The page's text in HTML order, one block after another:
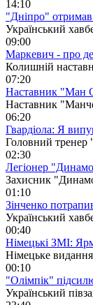
14:10
"Дніпро"
Український
09:00
Маркевич - про
Колишній
07:20
Наставник "Ман
Наставник
06:20
Гвардіола: Я
Головний тренер
02:30
Легіонер
Захисник
01:10
Зінченко
Український
00:40
Німецькі ЗМІ:
Німецьке
00:10
"Олімпік"
Український